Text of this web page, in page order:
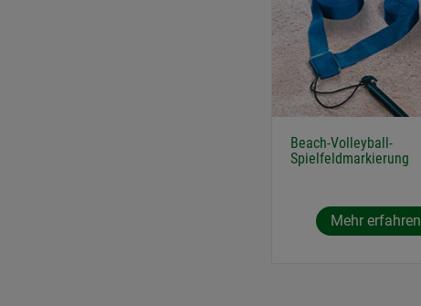
Beach-Volleyball-
Spielfeldmarkierung
Mehr erfahren